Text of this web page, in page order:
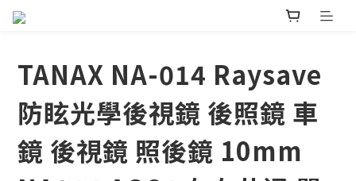
TANAX NA-014 Raysave
防眩光學後視鏡 後照鏡 車
鏡 後視鏡 照後鏡 10mm